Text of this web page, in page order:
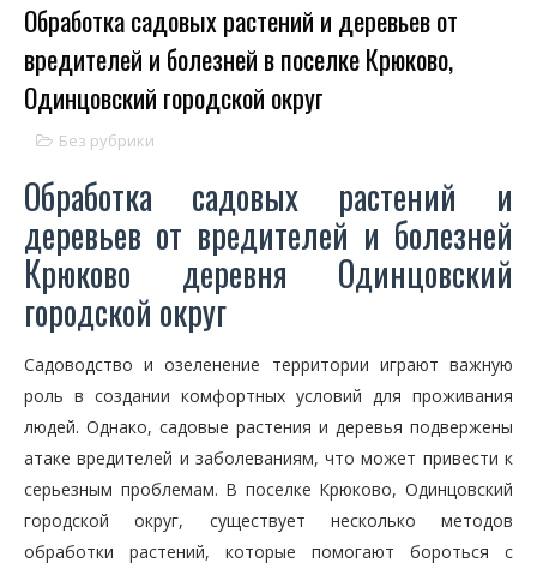
Обработка садовых растений и деревьев от
вредителей и болезней в поселке Крюково,
Одинцовский городской округ
Без рубрики
Обработка садовых растений и
деревьев от вредителей и болезней
Крюково деревня Одинцовский
городской округ
Садоводство и озеленение территории играют важную
роль в создании комфортных условий для проживания
людей. Однако, садовые растения и деревья подвержены
атаке вредителей и заболеваниям, что может привести к
серьезным проблемам. В поселке Крюково, Одинцовский
городской округ, существует несколько методов
обработки растений, которые помогают бороться с